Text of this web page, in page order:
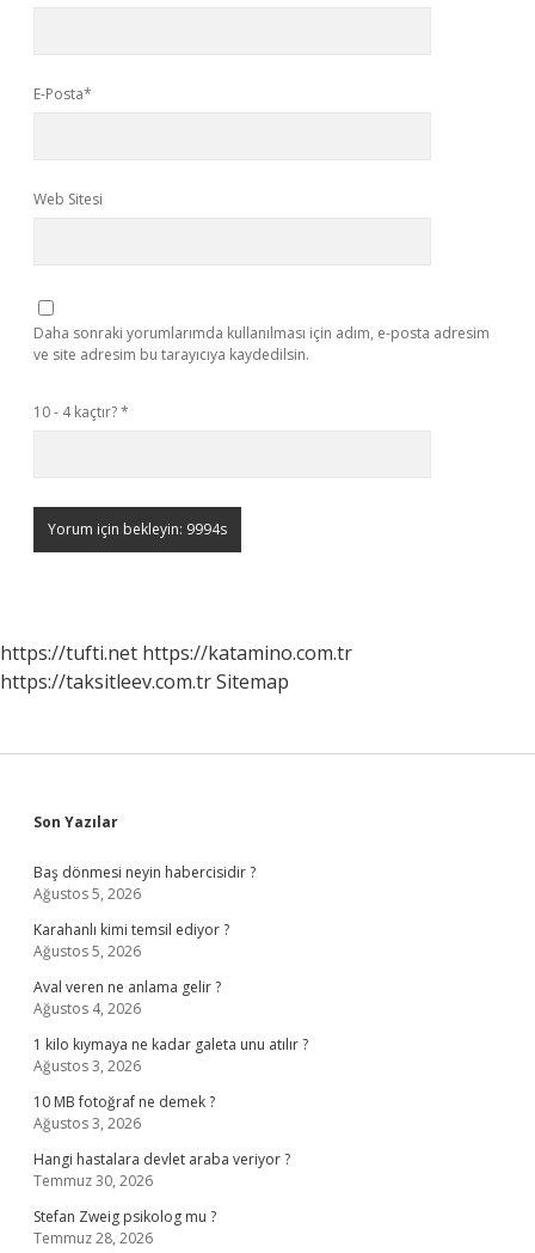
E-Posta*
Web Sitesi
Daha sonraki yorumlarımda kullanılması için adım, e-posta adresim
ve site adresim bu tarayıcıya kaydedilsin.
10 - 4 kaçtır?*
https://tufti.net https://katamino.com.tr
https://taksitleev.com.trSitemap
Sidebar
Son Yazılar
Baş dönmesi neyin habercisidir ?
Ağustos 5, 2026
Karahanlı kimi temsil ediyor ?
Ağustos 5, 2026
Aval veren ne anlama gelir ?
Ağustos 4, 2026
1 kilo kıymaya ne kadar galeta unu atılır ?
Ağustos 3, 2026
10 MB fotoğraf ne demek ?
Ağustos 3, 2026
Hangi hastalara devlet araba veriyor ?
Temmuz 30, 2026
Stefan Zweig psikolog mu ?
Temmuz 28, 2026